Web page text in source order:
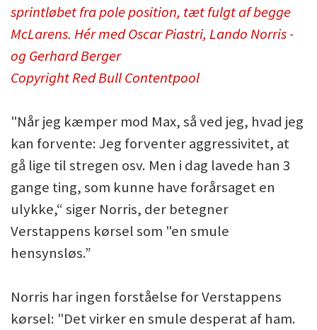
sprintløbet fra pole position, tæt fulgt af begge
McLarens. Hér med Oscar Piastri, Lando Norris -
og Gerhard Berger
Copyright Red Bull Contentpool
"Når jeg kæmper mod Max, så ved jeg, hvad jeg
kan forvente: Jeg forventer aggressivitet, at
gå lige til stregen osv. Men i dag lavede han 3
gange ting, som kunne have forårsaget en
ulykke,“ siger Norris, der betegner
Verstappens kørsel som "en smule
hensynsløs.”
Norris har ingen forståelse for Verstappens
kørsel: "Det virker en smule desperat af ham.